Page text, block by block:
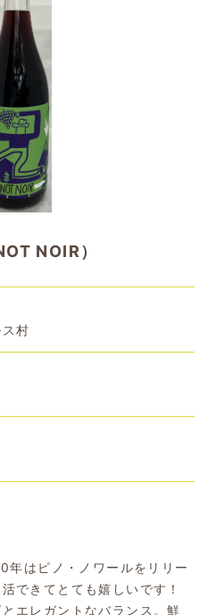
NOIR）
村
年はピノ・ノワールをリリー
できてとても嬉しいです！
エレガントなバランス。鮮